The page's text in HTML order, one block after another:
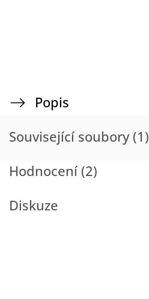
Popis
Související soubory (1)
Hodnocení (2)
Diskuze